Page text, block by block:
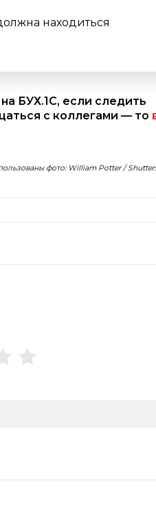
находиться
БУХ.1С, если следить
с коллегами — то
фото: William Potter /